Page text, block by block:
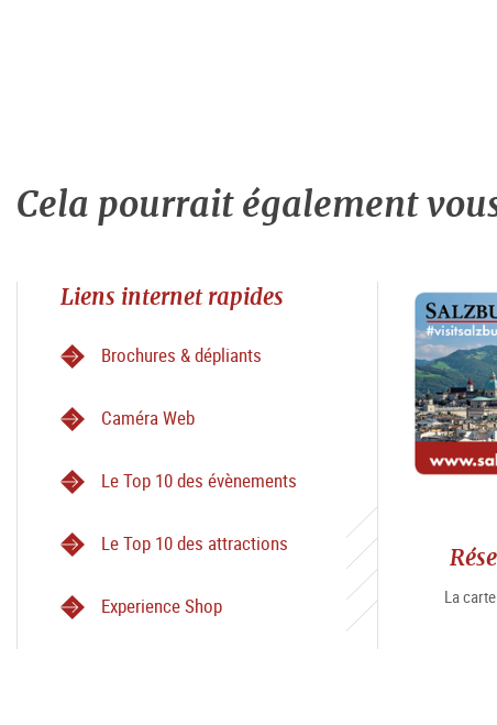
Cela pourrait également
Liens internet rapides
Brochures & dépliants
Caméra Web
Le Top 10 des évènements
Le Top 10 des attractions
Experience Shop La